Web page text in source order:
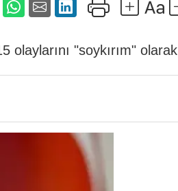
olaylarını "soykırım" olarak